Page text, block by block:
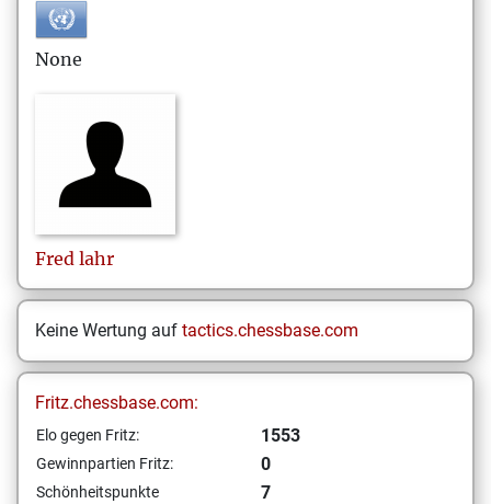
None
Fred lahr
Keine Wertung auf tactics.chessbase.com
Fritz.chessbase.com:
Elo gegen Fritz: 1553
Gewinnpartien Fritz: 0
Schönheitspunkte
7